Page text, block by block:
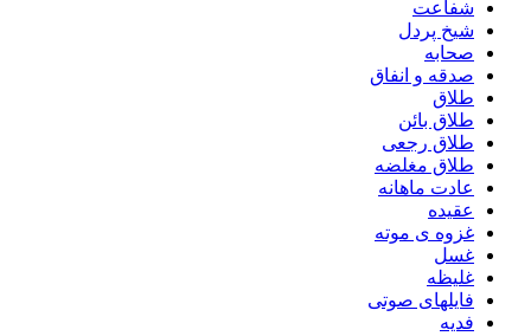
شفاعت
شیخ پردل
صحابه
صدقه و انفاق
طلاق
طلاق بائن
طلاق رجعی
طلاق مغلضه
عادت ماهانه
عقیده
غزوه ی موته
غسل
غلیظه
فایلهای صوتی
فدیه